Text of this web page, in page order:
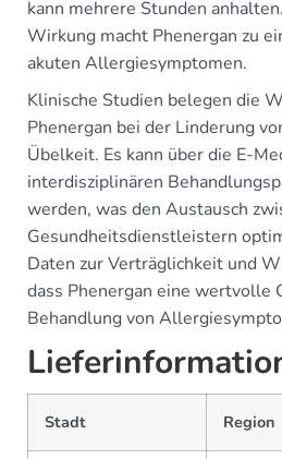
kann mehrere Stunden
Wirkung macht Phenergan zu
akuten Allergiesymptomen.
Klinische Studien belegen die
Phenergan bei der Linderung
Übelkeit. Es kann über die E-
interdisziplinären
werden, was den Austausch
Gesundheitsdienstleistern
Daten zur Verträglichkeit und
dass Phenergan eine wertvolle
Behandlung von
Stadt Region